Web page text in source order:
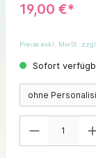
19,00 €*
Preise exkl. MwSt.
Sofort